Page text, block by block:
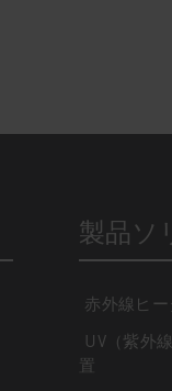
製品ソ
赤外線ヒー
UV（紫外
置